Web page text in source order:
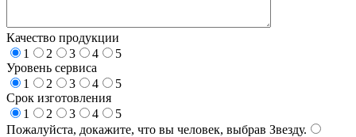
Качество продукции
1
2 3 4
5
Уровень сервиса
1
2 3 4
5
Срок изготовления
1
2 3 4
5
Пожалуйста, докажите, что вы человек, выбрав Звезду.